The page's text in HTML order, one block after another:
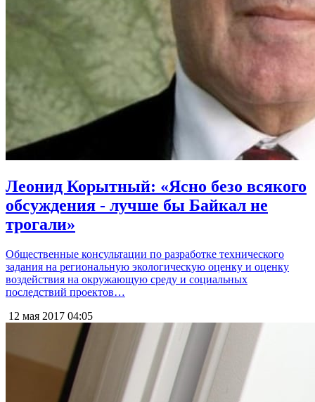
Леонид Корытный: «Ясно безо всякого
обсуждения - лучше бы Байкал не
трогали»
Общественные консультации по разработке технического
задания на региональную экологическую оценку и оценку
воздействия на окружающую среду и социальных
последствий проектов…
12 мая 2017 04:05